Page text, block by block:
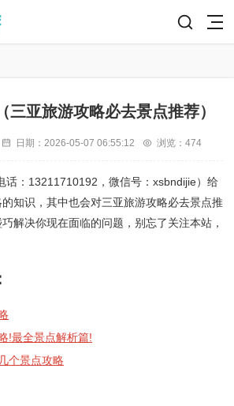
三亚旅游攻略必去景点推荐）
日期： 2026-05-07 06:55:12 浏览：474
话：13211710192，微信号：xsbndijie）给
知识，其中也会对三亚旅游攻略必去景点推
解决你现在面临的问题，别忘了关注本站，
!最全景点解析篇!
个景点攻略